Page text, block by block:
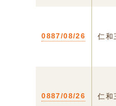
0887/08/26 仁和
0887/08/26 仁和